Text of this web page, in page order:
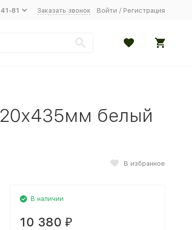
81 Заказать звонок Войти / Регистрация
белый
В избранное
В наличии
10 380 ₽